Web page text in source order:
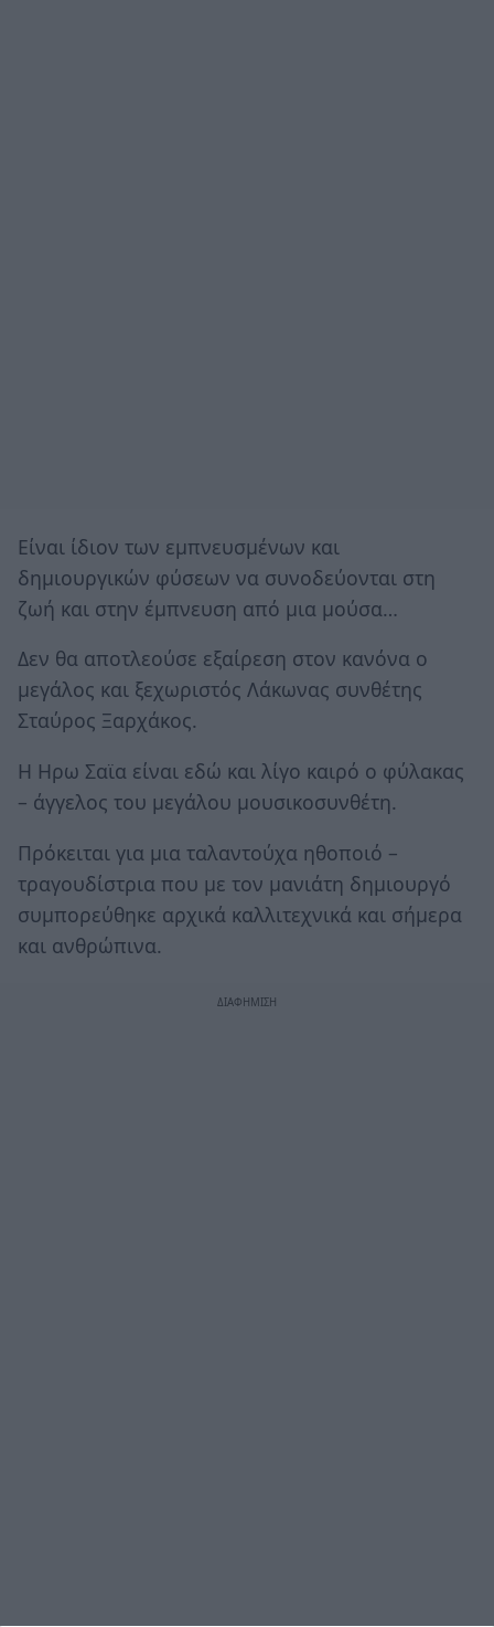
Είναι ίδιον των εμπνευσμένων και
δημιουργικών φύσεων να συνοδεύονται στη
ζωή και στην έμπνευση από μια μούσα…
Δεν θα αποτλεούσε εξαίρεση στον κανόνα ο
μεγάλος και ξεχωριστός Λάκωνας συνθέτης
Σταύρος Ξαρχάκος.
Η Ηρω Σαϊα είναι εδώ και λίγο καιρό ο φύλακας
– άγγελος του μεγάλου μουσικοσυνθέτη.
Πρόκειται για μια ταλαντούχα ηθοποιό –
τραγουδίστρια που με τον μανιάτη δημιουργό
συμπορεύθηκε αρχικά καλλιτεχνικά και σήμερα
και ανθρώπινα.